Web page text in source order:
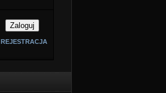
REJESTRACJA